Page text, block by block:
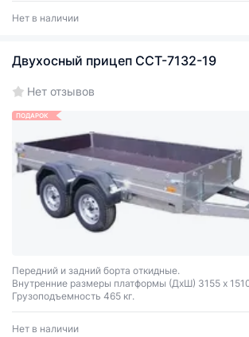
Нет в наличии
Двухосный прицеп ССТ-7132-19
Нет отзывов
ПОДАРОК
Передний и задний борта откидные.
Внутренние размеры платформы (ДxШ) 3155 х
Грузоподъемность 465 кг.
Нет в наличии